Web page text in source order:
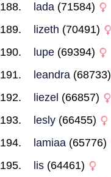
lada (71584)
lizeth (70491)
lupe (69394)
leandra (68733)
liezel (66857)
lesly (66455)
lamiaa (65776)
lis (64461)